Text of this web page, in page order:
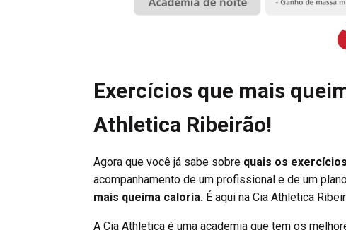
Exercícios que mais
Athletica Ribeirão!
Agora que você já sabe sobre quais os
acompanhamento de um profissional e de um
mais queima caloria. É aqui na Cia Athletica
A Cia Athletica é uma academia que tem os